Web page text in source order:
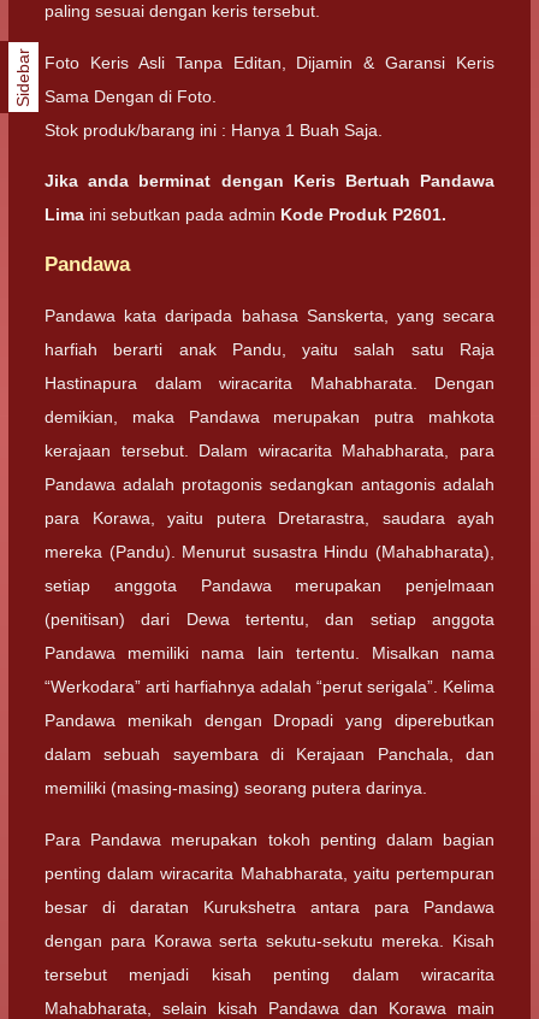
paling sesuai dengan keris tersebut.
Foto Keris Asli Tanpa Editan, Dijamin & Garansi Keris
Sama Dengan di Foto.
Stok produk/barang ini : Hanya 1 Buah Saja.
Jika anda berminat dengan Keris Bertuah Pandawa
Lima ini sebutkan pada admin Kode Produk P2601.
Pandawa
Pandawa kata daripada bahasa Sanskerta, yang secara
harfiah berarti anak Pandu, yaitu salah satu Raja
Hastinapura dalam wiracarita Mahabharata. Dengan
demikian, maka Pandawa merupakan putra mahkota
kerajaan tersebut. Dalam wiracarita Mahabharata, para
Pandawa adalah protagonis sedangkan antagonis adalah
para Korawa, yaitu putera Dretarastra, saudara ayah
mereka (Pandu). Menurut susastra Hindu (Mahabharata),
setiap anggota Pandawa merupakan penjelmaan
(penitisan) dari Dewa tertentu, dan setiap anggota
Pandawa memiliki nama lain tertentu. Misalkan nama
“Werkodara” arti harfiahnya adalah “perut serigala”. Kelima
Pandawa menikah dengan Dropadi yang diperebutkan
dalam sebuah sayembara di Kerajaan Panchala, dan
memiliki (masing-masing) seorang putera darinya.
Para Pandawa merupakan tokoh penting dalam bagian
penting dalam wiracarita Mahabharata, yaitu pertempuran
besar di daratan Kurukshetra antara para Pandawa
dengan para Korawa serta sekutu-sekutu mereka. Kisah
tersebut menjadi kisah penting dalam wiracarita
Mahabharata, selain kisah Pandawa dan Korawa main
Sidebar